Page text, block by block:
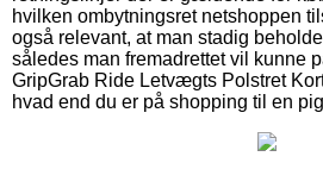
hvilken ombytningsret netshoppen
også relevant, at man stadig
således man fremadrettet vil kunne
GripGrab Ride Letvægts Polstret
hvad end du er på shopping til en